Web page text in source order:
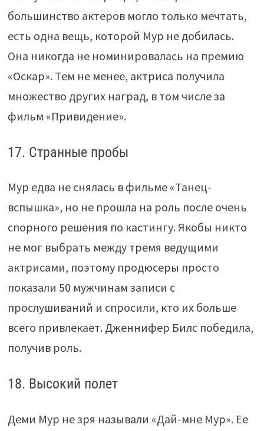
большинство актеров могло только мечтать,
есть одна вещь, которой Мур не добилась.
Она никогда не номинировалась на премию
«Оскар». Тем не менее, актриса получила
множество других наград, в том числе за
фильм «Привидение».
17. Странные пробы
Мур едва не снялась в фильме «Танец-
вспышка», но не прошла на роль после очень
спорного решения по кастингу. Якобы никто
не мог выбрать между тремя ведущими
актрисами, поэтому продюсеры просто
показали 50 мужчинам записи с
прослушиваний и спросили, кто их больше
всего привлекает. Дженнифер Билс победила,
получив роль.
18. Высокий полет
Деми Мур не зря называли «Дай-мне Мур». Ее